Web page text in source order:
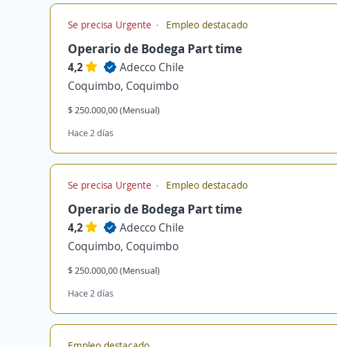
Se precisa Urgente Empleo destacado
Operario de Bodega Part time
4,2
Adecco Chile
Coquimbo, Coquimbo
$ 250.000,00 (Mensual)
Hace 2 días
Se precisa Urgente Empleo destacado
Operario de Bodega Part time
4,2
Adecco Chile
Coquimbo, Coquimbo
$ 250.000,00 (Mensual)
Hace 2 días